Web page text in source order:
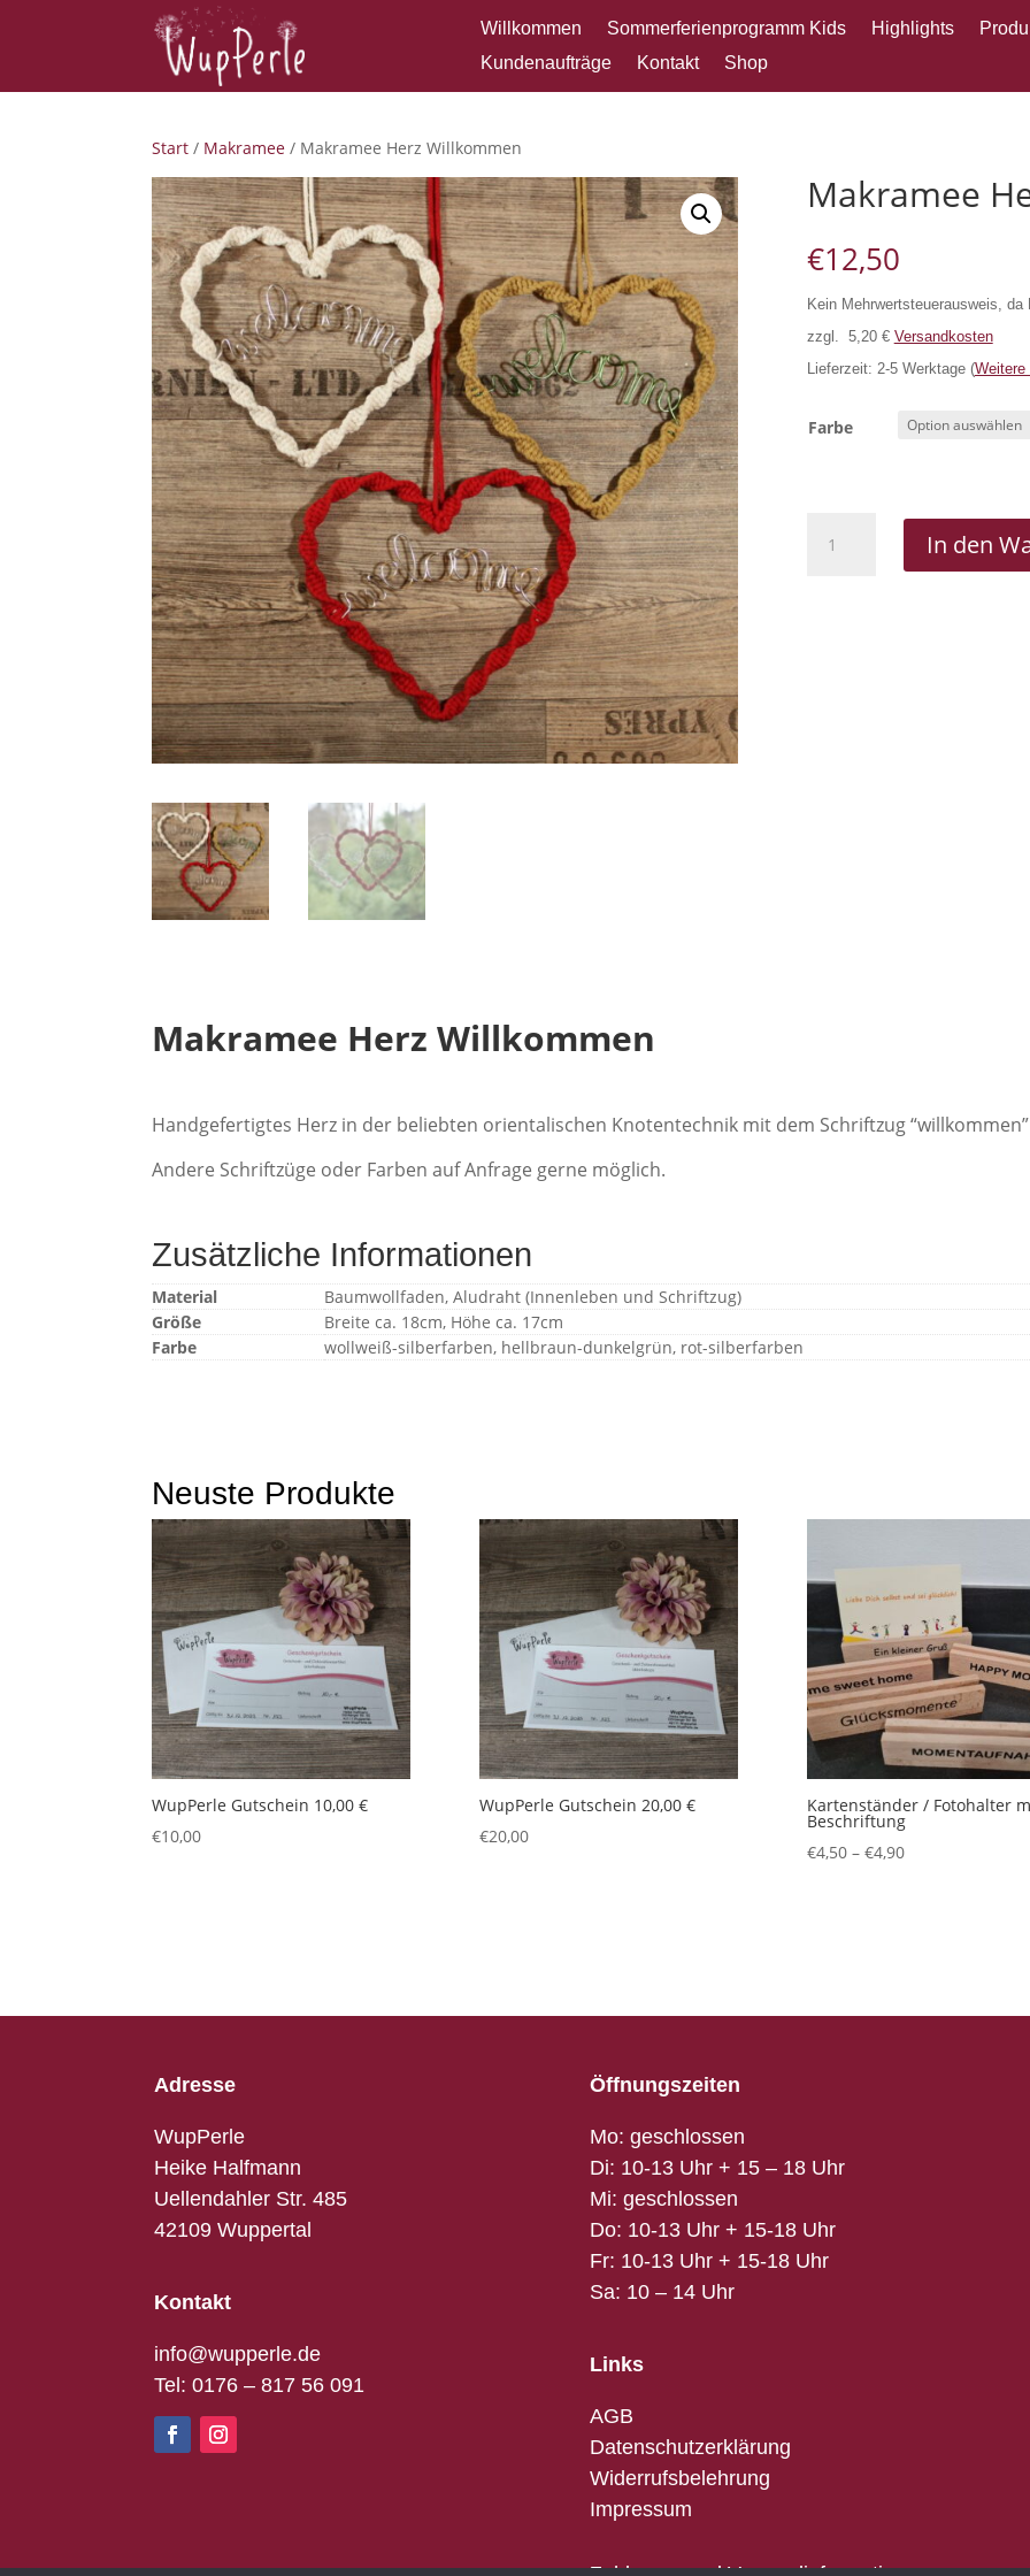
Willkommen Sommerferienprogramm Kids Highlights
Kundenaufträge
Kontakt Shop
Start / Makramee / Makramee Herz Willkommen
Makramee
€12,50
Kein Mehrwertsteuerausweis,
zzgl. 5,20 € Versandkosten
Lieferzeit: 2-5 Werktage (Weitere
Farbe
Herz
In den
Makramee Herz Willkommen
Handgefertigtes Herz in der beliebten orientalischen Knotentechnik mit dem Schriftzug
Andere Schriftzüge oder Farben auf Anfrage gerne möglich.
Zusätzliche Informationen
Material
Baumwollfaden, Aludraht (Innenleben und Schriftzug)
Größe
Breite ca. 18cm, Höhe ca. 17cm
Farbe
wollweiß-silberfarben, hellbraun-dunkelgrün, rot-silberfarben
Neuste Produkte
WupPerle Gutschein 10,00 €
€10,00
WupPerle Gutschein 20,00 €
€20,00
Kartenständer / Fotohalter
Beschriftung
€4,50– €4,90
Adresse
WupPerle
Heike Halfmann
Uellendahler Str. 485
42109 Wuppertal
Kontakt
info@wupperle.de
Tel: 0176 – 817 56 091
Öffnungszeiten
Mo: geschlossen
Di: 10-13 Uhr + 15 – 18 Uhr
Mi: geschlossen
Do: 10-13 Uhr + 15-18 Uhr
Fr: 10-13 Uhr + 15-18 Uhr
Sa: 10 – 14 Uhr
Links
AGB
Datenschutzerklärung
Widerrufsbelehrung
Impressum